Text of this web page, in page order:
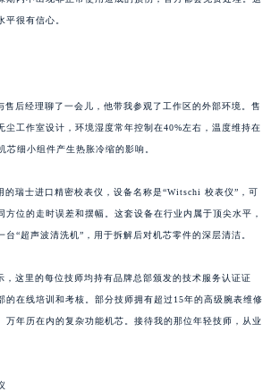
平很有信心。
售后经理聊了一会儿，他带我参观了工作区的外部环境。售
尘工作室设计，环境湿度常年控制在40%左右，温度维持在
芯细小组件产生热胀冷缩的影响。
的瑞士进口精密校表仪，设备名称是“Witschi 校表仪”，可
方位的走时误差和摆幅。这套设备在行业内属于顶尖水平，
“超声波清洗机”，用于拆解后对机芯零件的深层清洁。
，这里的每位技师均持有品牌总部颁发的技术服务认证证
的在线培训和考核。部分技师拥有超过15年的高级腕表维修
万年历在内的复杂功能机芯。接待我的那位年轻技师，从业